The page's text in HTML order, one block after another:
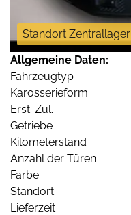
Standort Zentrallager
Allgemeine Daten:
Fahrzeugtyp
Karosserieform
Erst-Zul.
Getriebe
Kilometerstand
Anzahl der Türen
Farbe
Standort
Lieferzeit